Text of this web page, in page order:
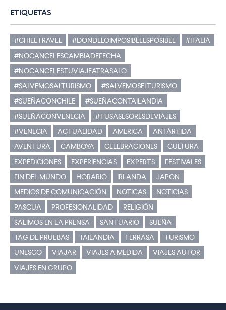
ETIQUETAS
#CHILETRAVEL #DONDELOIMPOSIBLEESPOSIBLE
#ITALIA
#NOCANCELESCAMBIADEFECHA
#NOCANCELESTUVIAJEATRASALO
#SALVEMOSALTURISMO
#SALVEMOSELTURISMO
#SUEÑACONCHILE
#SUEÑACONTAILANDIA
#SUEÑACONVENECIA
#TUSASESORESDEVIAJES
#VENECIA
ACTUALIDAD AMERICA
ANTÁRTIDA
AVENTURA
CAMBOYA CELEBRACIONES
CULTURA
EXPEDICIONES
EXPERIENCIAS EXPERTS
FESTIVALES
FIN DEL MUNDO
HORARIO IRLANDA
JAPON
MEDIOS DE COMUNICACIÓN
NOTICAS
NOTICIAS
PASCUA
PROFESIONALIDAD
RELIGIÓN
SALIMOS EN LA PRENSA
SANTUARIO
SUEÑA
TAG DE PRUEBAS
TAILANDIA TERRASA
TURISMO
UNESCO
VIAJAR VIAJES A MEDIDA
VIAJES AUTOR
VIAJES EN GRUPO